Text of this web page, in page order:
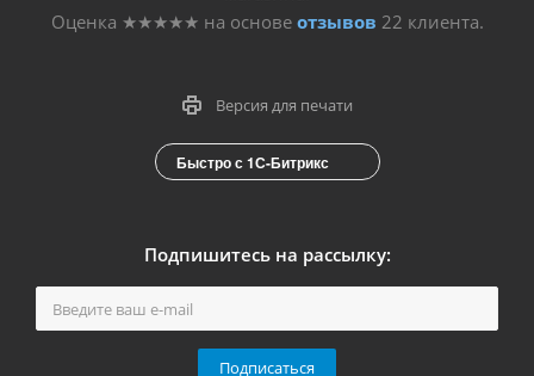
Оценка ★★★★★ на основе отзывов 22 клиента.
Версия для печати
Быстро с 1С-Битрикс
Подпишитесь на рассылку:
Подписаться